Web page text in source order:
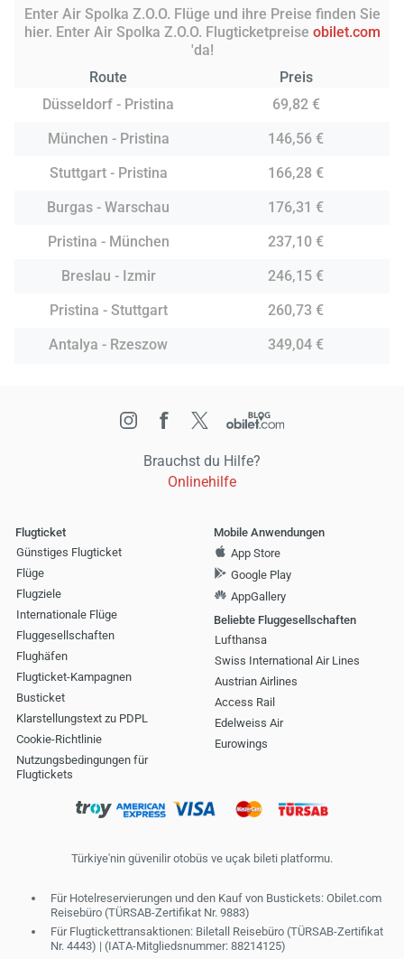
Enter Air Spolka Z.O.O. Flüge und ihre Preise finden Sie
hier. Enter Air Spolka Z.O.O. Flugticketpreise obilet.com
'da!
Route
Preis
Düsseldorf - Pristina
69,82 €
München - Pristina
146,56 €
Stuttgart - Pristina
166,28 €
Burgas - Warschau
176,31 €
Pristina - München
237,10 €
Breslau - Izmir
246,15 €
Pristina - Stuttgart
260,73 €
Antalya - Rzeszow
349,04 €
Brauchst du Hilfe?
Onlinehilfe
Flugticket
Günstiges Flugticket
Flüge
Flugziele
Internationale Flüge
Fluggesellschaften
Flughäfen
Flugticket-Kampagnen
Busticket
Klarstellungstext zu PDPL
Cookie-Richtlinie
Nutzungsbedingungen für
Flugtickets
Mobile Anwendungen
App Store
Google Play
AppGallery
Beliebte Fluggesellschaften
Lufthansa
Swiss International Air Lines
Austrian Airlines
Access Rail
Edelweiss Air
Eurowings
Türkiye'nin güvenilir otobüs ve uçak bileti platformu.
Für Hotelreservierungen und den Kauf von Bustickets: Obilet.com
Reisebüro (TÜRSAB-Zertifikat Nr. 9883)
Für Flugtickettransaktionen: Biletall Reisebüro (TÜRSAB-Zertifikat
Nr. 4443) | (IATA-Mitgliedsnummer: 88214125)